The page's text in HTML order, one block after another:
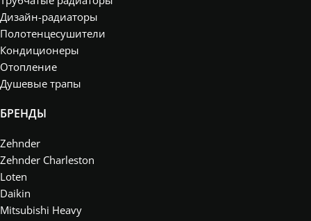
Дизайн-радиаторы
Полотенцесушители
Кондиционеры
Отопление
Душевые трапы
БРЕНДЫ
Zehnder
Zehnder Charleston
Loten
Daikin
Mitsubishi Heavy